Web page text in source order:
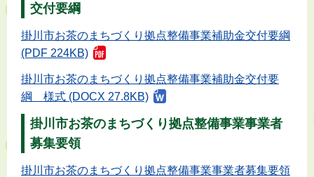
交付要綱
掛川市お茶のまちづくり拠点整備事業補助金交付要綱
(PDF 224KB)
掛川市お茶のまちづくり拠点整備事業補助金交付要
綱 様式 (DOCX 27.8KB)
掛川市お茶のまちづくり拠点整備事業事業者
募集要領
掛川市お茶のまちづくり拠点整備事業事業者募集要領